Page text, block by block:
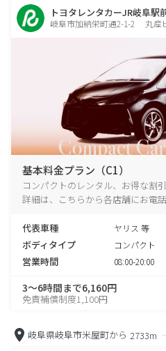
トヨタレンタカーJR岐阜駅
岐阜市加納栄町通2-1-2 丸産
基本料金プラン（C1）
コンパクトのレンタル、お得な割
詳細は、こちらから各店舗にお電話
代表車種 ヤリス 等
ボディタイプ コンパクト
営業時間 08:00-20:00
3～6時間まで6,160円
免責補償制度1,100円
岐阜県岐阜市米屋町から 2733m